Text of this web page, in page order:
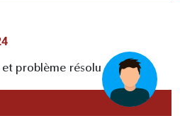
et problème résolu